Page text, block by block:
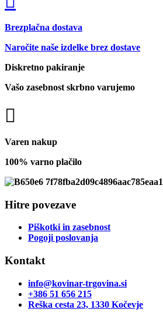
Brezplačna dostava
Naročite naše izdelke brez dostave
Diskretno pakiranje
Vašo zasebnost skrbno varujemo
Varen nakup
100% varno plačilo
Hitre povezave
Piškotki in zasebnost
Pogoji poslovanja
Kontakt
info@kovinar-trgovina.si
+386 51 656 215
Reška cesta 23, 1330 Kočevje